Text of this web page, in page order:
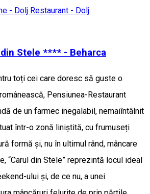
- Dolj Restaurant - Dolj
Stele **** - Beharca
toți cei care doresc să guste o
Pensiunea-Restaurant
de un farmec inegalabil, nemaiîntâlnit
într-o zonă liniștită, cu frumuseți
formă și, nu în ultimul rând, mâncare
“Carul din Stele” reprezintă locul ideal
ului și, de ce nu, a unei